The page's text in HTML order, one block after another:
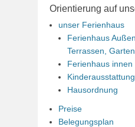
Orientierung auf
unser Ferienhaus
Ferienhaus
Terrassen,
Ferienhaus innen
Kinderausstattung
Hausordnung
Preise
Belegungsplan